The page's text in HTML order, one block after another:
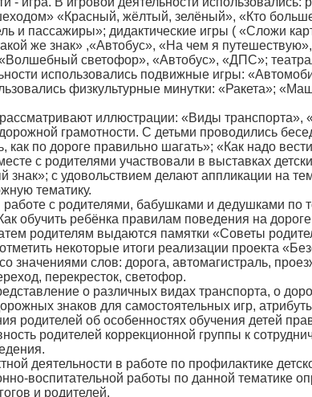
«Красный, жёлтый, зелёный», «Кто
и пассажиры»; дидактические игры ( «Сложи
же знак» ,«Автобус», «На чем я
светофор», «Автобус», «ДПС»;
использовались подвижные игры:
физкультурные минутки: «Ракета»;
иллюстрации: «Виды
грамотности. С детьми проводились
как по дороге правильно шагать»; «Как надо
с родителями участвовали в выставках
с удовольствием делают аппликации на
тематику.
с родителями, бабушками и дедушками по
обучить ребёнка правилам поведения на
родителям выдаются памятки «Советы
некоторые итоги реализации проекта
значениями слов: дорога, автомагистраль,
перекресток, светофор.
о различных видах транспорта, о
знаков для самостоятельных игр,
родителей об особенностях обучения детей
родителей коррекционной группы к
деятельности в работе по профилактике
воспитательной работы по данной тематике
и родителей,